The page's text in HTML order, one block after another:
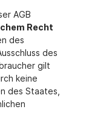
AGB
Recht
des
des
gilt
keine
des Staates,